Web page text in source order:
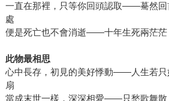
一直在那裡，只等你回頭認取——驀然回
處
便是死亡也不會消逝——十年生死兩茫茫
此物最相思
心中長存，初見的美好悸動——人生若只
扇
當成末世一樣，深深相愛——只愁歌舞散